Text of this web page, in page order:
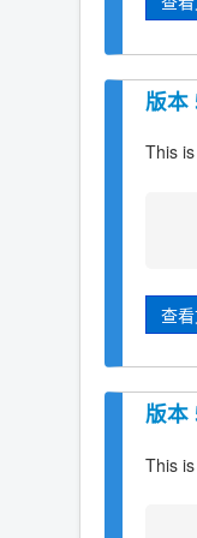
版本
This
查
版本
This